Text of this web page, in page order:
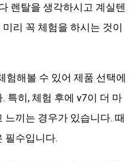
렌탈을 생각하시고 계실텐
리 꼭 체험을 하시는 것이
험해볼 수 있어 제품 선택에
특히, 체험 후에 v7이 더 마
느끼는 경우가 있습니다. 때
필수입니다.